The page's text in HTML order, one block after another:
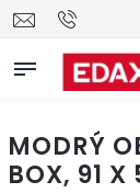
MODRÝ
BOX, 91